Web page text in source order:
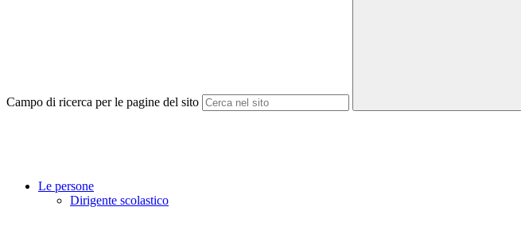
Campo di ricerca per le pagine del sito
Le persone
Dirigente scolastico